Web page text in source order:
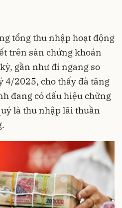
tổng thu nhập hoạt động
trên sàn chứng khoán
gần như đi ngang so
4/2025, cho thấy đà tăng
đang có dấu hiệu chững
là thu nhập lãi thuần
.